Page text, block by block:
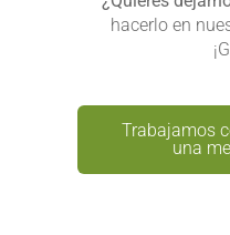
hacerlo en
Trabajamos
una